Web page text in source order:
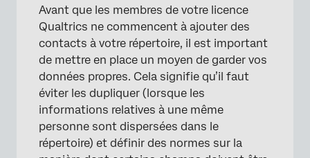
Avant que les membres de votre licence
Qualtrics ne commencent à ajouter des
contacts à votre répertoire, il est important
de mettre en place un moyen de garder vos
données propres. Cela signifie qu’il faut
éviter les dupliquer (lorsque les
informations relatives à une même
personne sont dispersées dans le
répertoire) et définir des normes sur la